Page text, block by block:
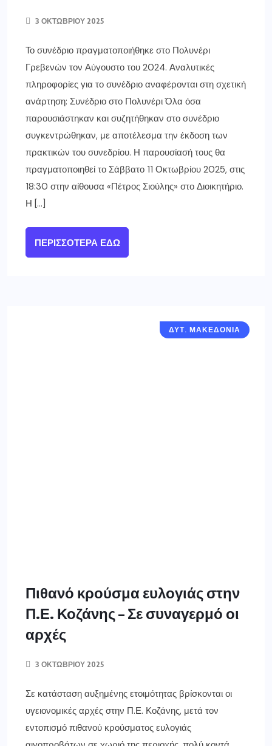
3 ΟΚΤΩΒΡΊΟΥ 2025
Το συνέδριο πραγματοποιήθηκε στο Πολυνέρι
Γρεβενών τον Αύγουστο του 2024. Αναλυτικές
πληροφορίες για το συνέδριο αναφέρονται στη σχετική
ανάρτηση: Συνέδριο στο Πολυνέρι Όλα όσα
παρουσιάστηκαν και συζητήθηκαν στο συνέδριο
συγκεντρώθηκαν, με αποτέλεσμα την έκδοση των
πρακτικών του συνεδρίου. Η παρουσίασή τους θα
πραγματοποιηθεί το Σάββατο 11 Οκτωβρίου 2025, στις
18:30 στην αίθουσα «Πέτρος Σιούλης» στο Διοικητήριο.
Η […]
ΠΕΡΙΣΣΌΤΕΡΑ ΕΔΏ
ΔΥΤ. ΜΑΚΕΔΟΝΙΑ
Πιθανό κρούσμα ευλογιάς στην
Π.Ε. Κοζάνης – Σε συναγερμό οι
αρχές
3 ΟΚΤΩΒΡΊΟΥ 2025
Σε κατάσταση αυξημένης ετοιμότητας βρίσκονται οι
υγειονομικές αρχές στην Π.Ε. Κοζάνης, μετά τον
εντοπισμό πιθανού κρούσματος ευλογιάς